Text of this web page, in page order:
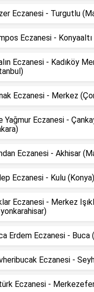
Eczanesi - Turgutlu
Eczanesi -
Eczanesi - Kadıköy
Eczanesi - Merkez
Yağmur Eczanesi -
Eczanesi - Akhisar
Eczanesi - Kulu (Konya)
Eczanesi - Merkez
Erdem Eczanesi - Buca
Eczanesi -
Eczanesi -